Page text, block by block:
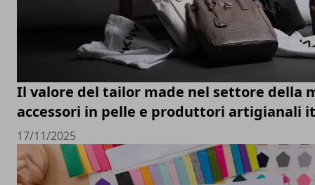
Il valore del tailor made nel settore della
accessori in pelle e produttori artigianali
17/11/2025